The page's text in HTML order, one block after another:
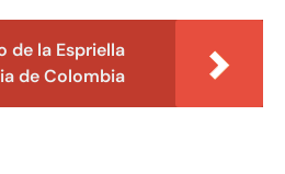
de la Espriella
de Colombia